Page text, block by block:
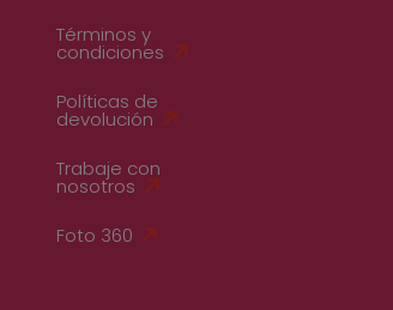
Términos y
condiciones
Políticas de
devolución
Trabaje con
nosotros
Foto 360